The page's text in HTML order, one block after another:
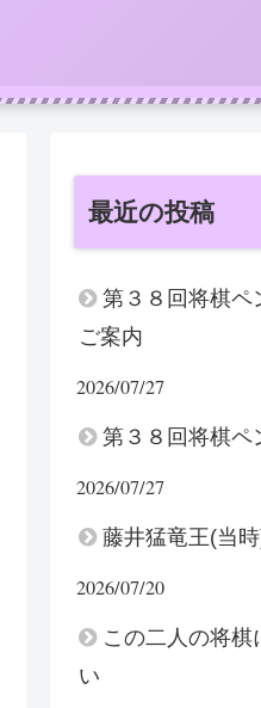
最近の投稿
第３８回将棋ペ
ご案内
2026/07/27
第３８回将棋ペ
2026/07/27
藤井猛竜王(当
2026/07/20
この二人の将棋
い